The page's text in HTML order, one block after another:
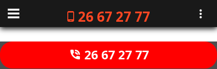
26 67 27 77
26 67 27 77